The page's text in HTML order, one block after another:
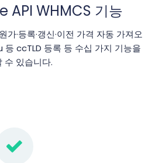
WHMCS 기능
·등록·갱신·이전 가격 자동 가져오
등 ccTLD 등록 등 수십 가지 기능을
수 있습니다.